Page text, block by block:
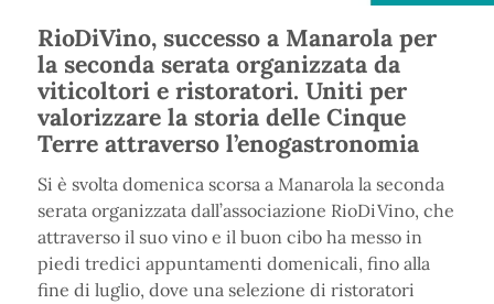
RioDiVino, successo a Manarola per
la seconda serata organizzata da
viticoltori e ristoratori. Uniti per
valorizzare la storia delle Cinque
Terre attraverso l’enogastronomia
Si è svolta domenica scorsa a Manarola la seconda
serata organizzata dall’associazione RioDiVino, che
attraverso il suo vino e il buon cibo ha messo in
piedi tredici appuntamenti domenicali, fino alla
fine di luglio, dove una selezione di ristoratori